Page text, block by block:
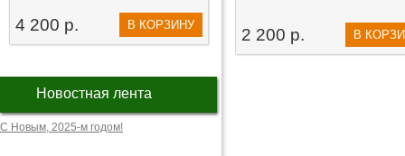
4 200 р. В КОРЗИНУ
Новостная лента
С Новым, 2025-м годом!
2 200 р. В